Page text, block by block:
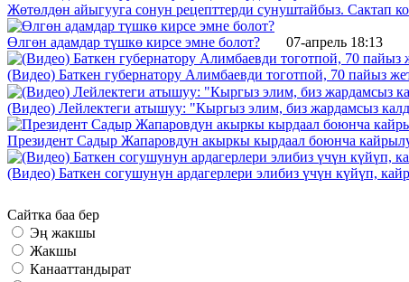
Жөтөлдөн айыгууга сонун рецепттерди сунуштайбыз. Сактап
Өлгөн адамдар түшкө кирсе эмне болот? 07-апрель 18:13
(Видео) Баткен губернатору Алимбаевди тоготпой, 70 пайыз
(Видео) Лейлектеги атышуу: "Кыргыз элим, биз жардамсыз
Президент Садыр Жапаровдун акыркы кырдаал боюнча
(Видео) Баткен согушунун ардагерлери элибиз үчүн күйүп,
Сайтка баа бер
Эң жакшы
Жакшы
Канааттандырат